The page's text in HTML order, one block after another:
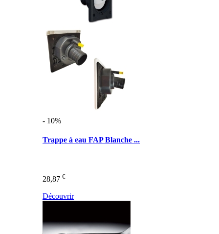
- 10%
Trappe à eau FAP Blanche ...
28,87 €
Découvrir